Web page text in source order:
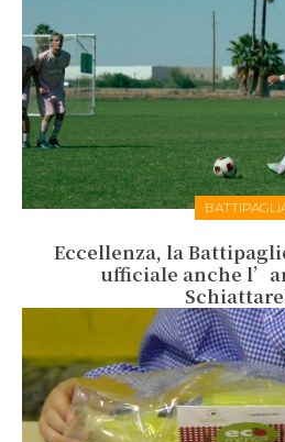
Eccellenza, la
ufficiale anche